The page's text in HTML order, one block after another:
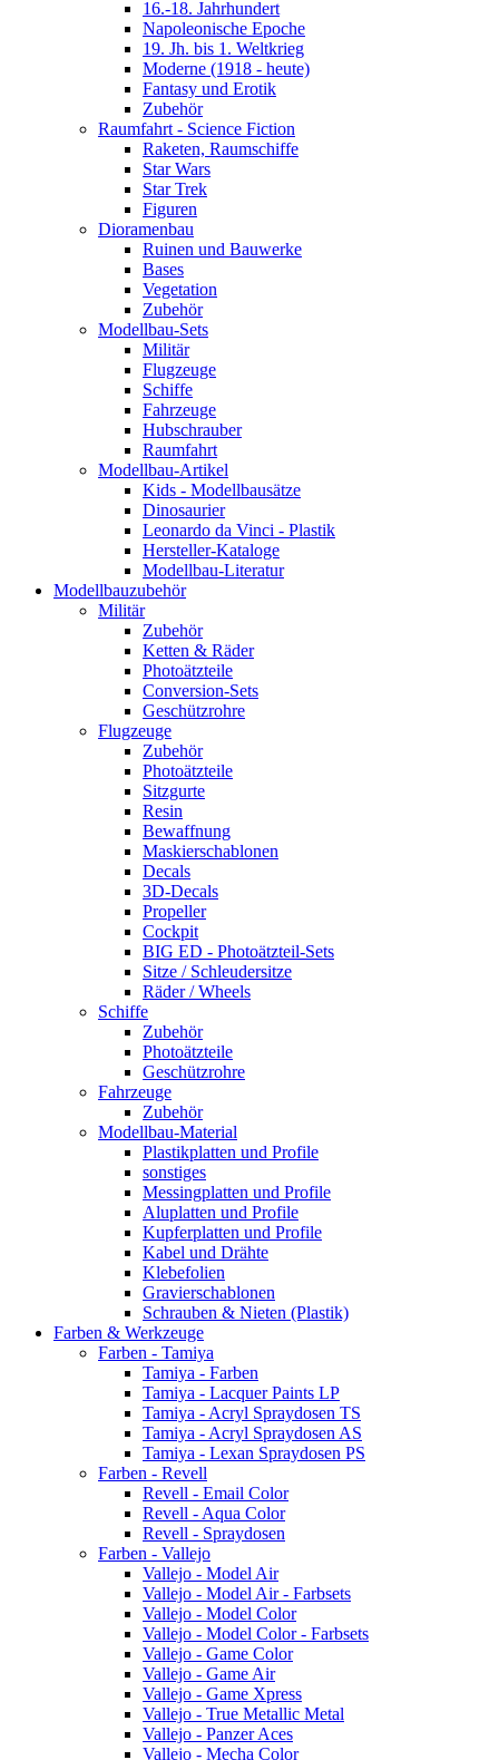
16.-18. Jahrhundert
Napoleonische Epoche
19. Jh. bis 1. Weltkrieg
Moderne (1918 - heute)
Fantasy und Erotik
Zubehör
Raumfahrt - Science Fiction
Raketen, Raumschiffe
Star Wars
Star Trek
Figuren
Dioramenbau
Ruinen und Bauwerke
Bases
Vegetation
Zubehör
Modellbau-Sets
Militär
Flugzeuge
Schiffe
Fahrzeuge
Hubschrauber
Raumfahrt
Modellbau-Artikel
Kids - Modellbausätze
Dinosaurier
Leonardo da Vinci - Plastik
Hersteller-Kataloge
Modellbau-Literatur
Modellbauzubehör
Militär
Zubehör
Ketten & Räder
Photoätzteile
Conversion-Sets
Geschützrohre
Flugzeuge
Zubehör
Photoätzteile
Sitzgurte
Resin
Bewaffnung
Maskierschablonen
Decals
3D-Decals
Propeller
Cockpit
BIG ED - Photoätzteil-Sets
Sitze / Schleudersitze
Räder / Wheels
Schiffe
Zubehör
Photoätzteile
Geschützrohre
Fahrzeuge
Zubehör
Modellbau-Material
Plastikplatten und Profile
sonstiges
Messingplatten und Profile
Aluplatten und Profile
Kupferplatten und Profile
Kabel und Drähte
Klebefolien
Gravierschablonen
Schrauben & Nieten (Plastik)
Farben & Werkzeuge
Farben - Tamiya
Tamiya - Farben
Tamiya - Lacquer Paints LP
Tamiya - Acryl Spraydosen TS
Tamiya - Acryl Spraydosen AS
Tamiya - Lexan Spraydosen PS
Farben - Revell
Revell - Email Color
Revell - Aqua Color
Revell - Spraydosen
Farben - Vallejo
Vallejo - Model Air
Vallejo - Model Air - Farbsets
Vallejo - Model Color
Vallejo - Model Color - Farbsets
Vallejo - Game Color
Vallejo - Game Air
Vallejo - Game Xpress
Vallejo - True Metallic Metal
Vallejo - Panzer Aces
Vallejo - Mecha Color